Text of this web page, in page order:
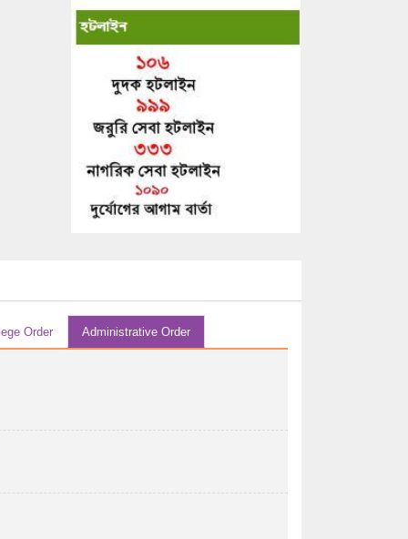
যুক্তিবিদ্যা ...
02/08/2026 10:08 AM
এইচ এস সি-২০২৬ সালের পরীক্ষকের তালিকা (বিষয়ঃ
29/07/2026 04:07 AM
এইচ এস সি-২০২৬ সালের পরীক্ষকের তালিকা (বিষয়ঃ
29/07/2026 04:07 AM
এইচ এস সি-২০২৬ সালের পরীক্ষকের তালিকা (বিষয়ঃ
হিসাববিজ্ঞান ...
মূল্যায়নের পর ...
২০২৬ সালের এইচএসসি/সমমান পরীক্ষায় অংশগ্রহণ
Order Administrative Order